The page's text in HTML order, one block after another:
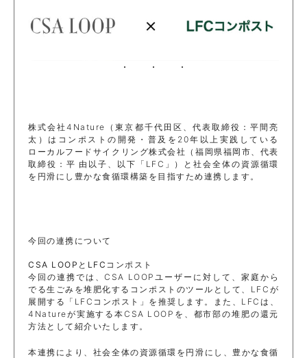
株式会社4Nature（東京都千代田区、代表取締役：平間亮
太）はコンポストの開発・普及を20年以上実践している
ローカルフードサイクリング株式会社（福岡県福岡市、代表
取締役：平 由以子、以下「LFC」）と社会全体の資源循環
を円滑にし豊かな食循環構築を目指すため連携します。
今回の連携について
CSA LOOPとLFCコンポスト
今回の連携では、CSA LOOPユーザーに対して、家庭から
でる生ごみを堆肥化するコンポストのツールとして、LFCが
展開する「LFCコンポスト」を推奨します。また、LFCは、
4Natureが実施する本CSA LOOPを、都市部の堆肥の還元
方法として紹介いたします。
本連携により、社会全体の資源循環を円滑にし、豊かな食循